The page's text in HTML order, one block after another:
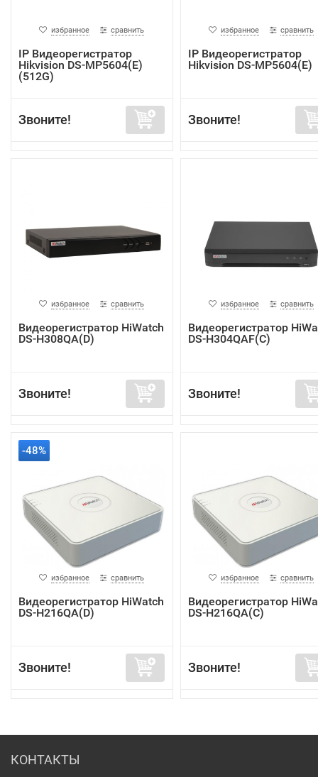
избранное сравнить
IP Видеорегистратор
Hikvision DS-MP5604(E)
(512G)
Звоните!
избранное сравнить
IP Видеорегистратор
Hikvision DS-MP5604(E)
Звоните!
избранное сравнить
Видеорегистратор HiWatch
DS-H308QA(D)
Звоните!
избранное сравнить
Видеорегистратор
DS-H304QAF(C)
Звоните!
-48%
избранное сравнить
Видеорегистратор HiWatch
DS-H216QA(D)
Звоните!
избранное сравнить
Видеорегистратор
DS-H216QA(C)
Звоните!
КОНТАКТЫ